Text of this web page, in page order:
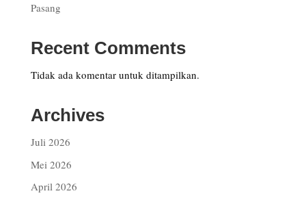
Pasang
Recent Comments
Tidak ada komentar untuk ditampilkan.
Archives
Juli 2026
Mei 2026
April 2026